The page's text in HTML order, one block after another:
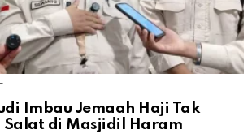
Imbau Jemaah Haji Tak
Salat di Masjidil Haram